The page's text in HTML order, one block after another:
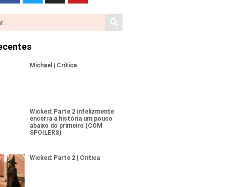
Michael | Crítica
Wicked: Parte 2 infelizmente
encerra a história um pouco
abaixo do primeiro (COM
SPOILERS)
Wicked: Parte 2 | Crítica